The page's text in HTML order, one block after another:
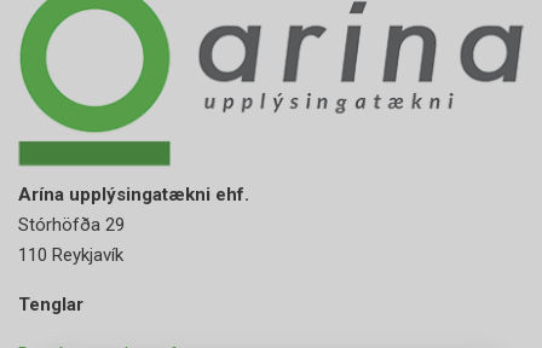
Arína upplýsingatækni ehf.
Stórhöfða 29
110 Reykjavík
Tenglar